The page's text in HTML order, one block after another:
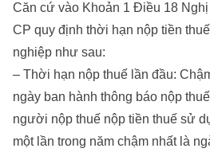
Căn cứ vào Khoản 1 Điều 18
CP quy định thời hạn nộp tiền
nghiệp như sau:
– Thời hạn nộp thuế lần đầu:
ngày ban hành thông báo nộp
người nộp thuế nộp tiền thuế sử
một lần trong năm chậm nhất là